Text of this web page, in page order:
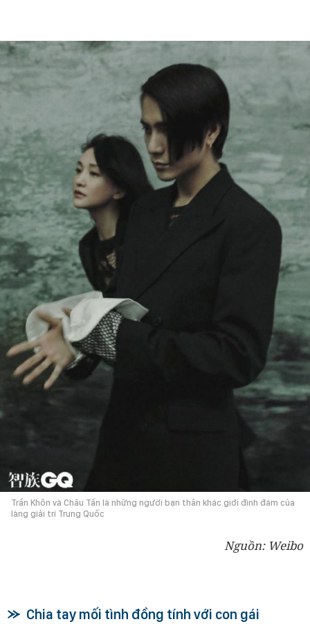
Trần Khôn và Châu Tấn là những người bạn thân khác giới đình đám của
làng giải trí Trung Quốc
Nguồn: Weibo
Chia tay mối tình đồng tính với con gái